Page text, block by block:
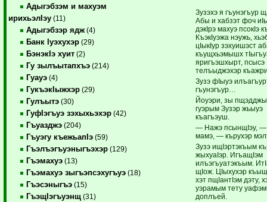
Адыгэбзэм и махуэм
ирихьэлIэу (11)
Адыгэбзэр ядж (4)
Банк Iуэхухэр (29)
БэнэкIэ хуит (2)
Гу зылъытапхъэ (214)
Гуауэ (4)
ГукъэкIыжхэр (29)
Гулъытэ (30)
ГуфIэгъуэ зэхыхьэхэр (42)
Гъуазджэ (204)
Гъуэгу къежьапIэ (59)
Гъэлъэгъуэныгъэхэр (129)
Гъэмахуэ (13)
Гъэмахуэ зыгъэпсэхугъуэ (18)
Гъэсэныгъэ (15)
ГъэщIэгъуэнщ (31)
Зузэхэ я гъунэгъур
Абы и хабзэт фоч
дэкIрэ махуэ псокIэ
КъэкIуэжа нэужь,
цIыкIур зэхуишэст
къущхьэмышх
яригъэшхырт, псысэ
телъыджэхэр
Зузэ фIыуэ
гъунэгъур…
Йоуэри, зы
гуэрым Зузэр жьыуэ
къагъэуш.
— Нажэ псынщIэу, —
мамэ, — кърухэр
Зузэ ищIэртэкъым
жыхуаIэр. ИгъащIэм
илъэгъуатэкъым.
щIож. ЦIыхухэр
хэт пщIантIэм дэту,
уэрамым тету
доплъей.